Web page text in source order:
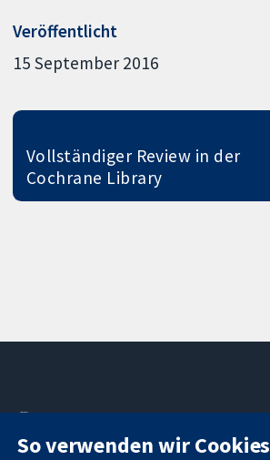
Veröffentlicht
15 September 2016
Vollständiger Review in der
Cochrane Library
Square
So verwenden wir Cookies